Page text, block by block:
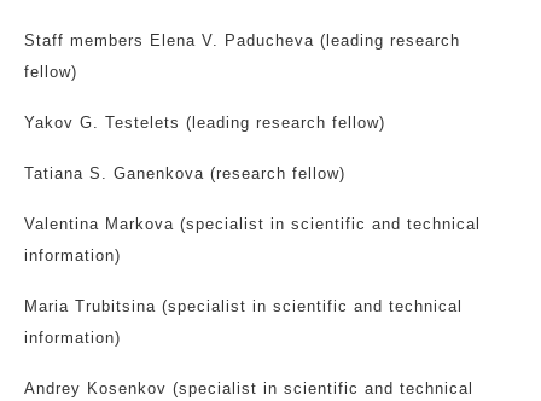
Staff members Elena V. Paducheva (leading research
fellow)
Yakov G. Testelets (leading research fellow)
Tatiana S. Ganenkova (research fellow)
Valentina Markova (specialist in scientific and technical
information)
Maria Trubitsina (specialist in scientific and technical
information)
Andrey Kosenkov (specialist in scientific and technical